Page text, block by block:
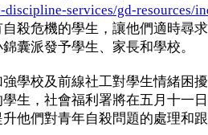
discipline-services/gd-resources/
殺危機的學生，讓他們適時尋
囊派發予學生、家長和學校。
校及前線社工對學生情緒困擾
生，社會福利署將在五月十一
升他們對青年自殺問題的處理和